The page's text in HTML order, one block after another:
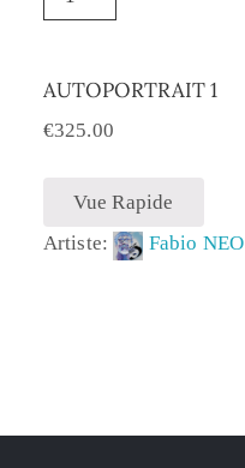
AUTOPORTRAIT 1
€325.00
Vue Rapide
Artiste:
Fabio NEO